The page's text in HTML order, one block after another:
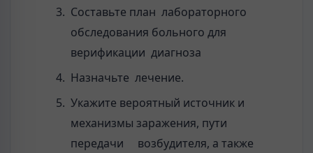
Составьте план лабораторного
обследования больного для
верификации диагноза
Назначьте лечение.
Укажите вероятный источник и
механизмы заражения, пути
передачи возбудителя, а также